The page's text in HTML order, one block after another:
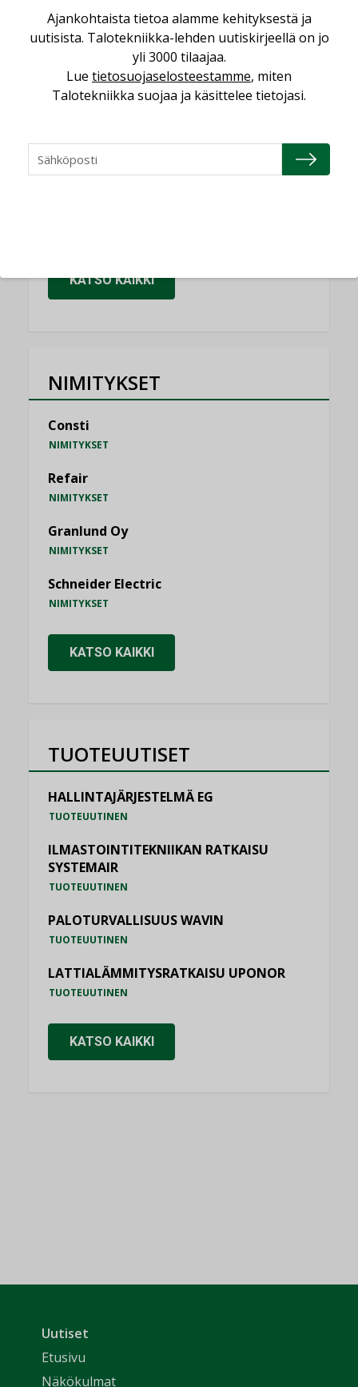
KOLUMNI
Yli miljoona kotia on vailla toimivaa
ilmanvaihtoa
KOLUMNI
saatavien tietojen vertailukelpoisuus?
KOLUMNI
KATSO KAIKKI
NIMITYKSET
Consti
NIMITYKSET
Refair
NIMITYKSET
Granlund Oy
NIMITYKSET
Schneider Electric
NIMITYKSET
KATSO KAIKKI
TUOTEUUTISET
HALLINTAJÄRJESTELMÄ EG
TUOTEUUTINEN
ILMASTOINTITEKNIIKAN RATKAISU
SYSTEMAIR
TUOTEUUTINEN
PALOTURVALLISUUS WAVIN
TUOTEUUTINEN
LATTIALÄMMITYSRATKAISU UPONOR
TUOTEUUTINEN
KATSO KAIKKI
Uutiset
Etusivu
Näkökulmat
Ajankohtaista tietoa alamme kehityksestä ja
uutisista. Talotekniikka-lehden uutiskirjeellä on jo
yli 3000 tilaajaa.
Lue tietosuojaselosteestamme, miten
Talotekniikka suojaa ja käsittelee tietojasi.